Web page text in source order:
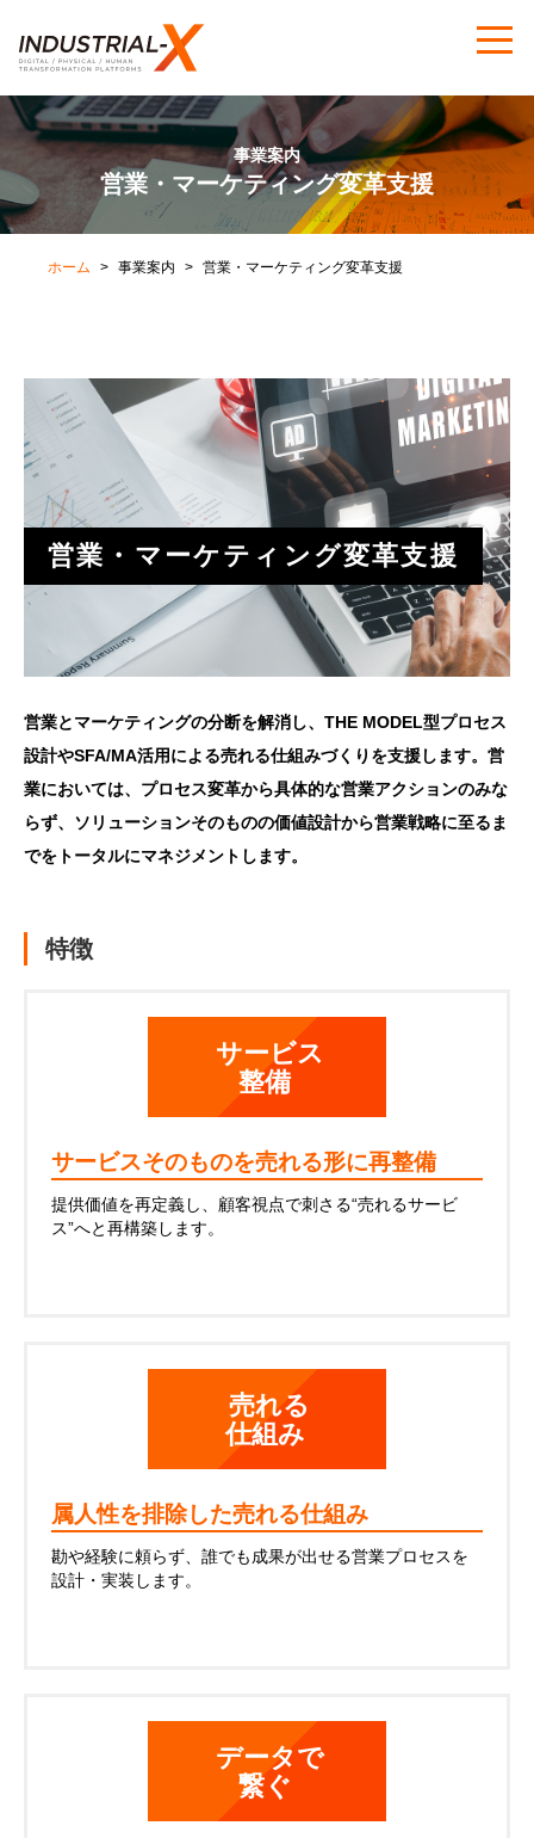
事業案内
営業・マーケティング変革支援
ホーム 事業案内 営業・マーケティング変革支援
営業・マーケティング変革支援
営業とマーケティングの分断を解消し、THE MODEL型プロセス
設計やSFA/MA活用による売れる仕組みづくりを支援します。営
業においては、プロセス変革から具体的な営業アクションのみな
らず、ソリューションそのものの価値設計から営業戦略に至るま
でをトータルにマネジメントします。
特徴
サービス
整備
サービスそのものを売れる形に再整備
提供価値を再定義し、顧客視点で刺さる“売れるサービ
ス”へと再構築します。
売れる
仕組み
属人性を排除した売れる仕組み
勘や経験に頼らず、誰でも成果が出せる営業プロセスを
設計・実装します。
データで
繋ぐ